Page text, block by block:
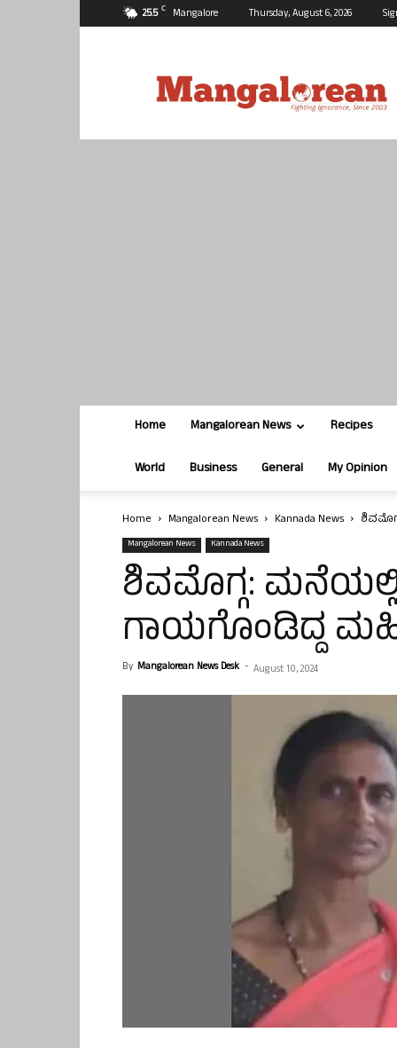
25.5 C Mangalore Thursday, August 6, 2026
Home Mangalorean News Recipes
World Business General My Opinion
Home Mangalorean News Kannada News
Mangalorean News Kannada News
ಶಿವಮೊಗ್ಗ: ಮನೆಯಲ್ಲಿ
ಗಾಯಗೊಂಡಿದ್ದ
By Mangalorean News Desk - August 10, 2024